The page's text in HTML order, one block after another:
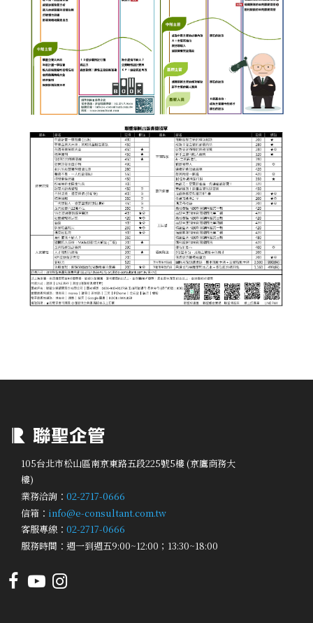
105台北市松山區南京東路五段225號5樓 (京鷹商務大
樓)
業務洽詢： 02-2717-0666
信箱： info@e-consultant.com.tw
客服專線： 02-2717-0666
服務時間：週一到週五9:00~12:00；13:30~18:00